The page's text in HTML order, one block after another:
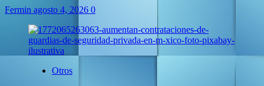
Fermin agosto 4, 2026 0
Otros